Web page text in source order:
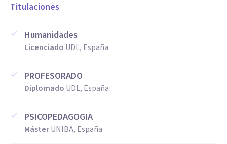
Adaptación al cambio
entendimiento con tus hijos.
Liderazgo
Decisiones Complejas
Titulaciones
Humanidades
Licenciado UDL, España
PROFESORADO
Diplomado UDL, España
PSICOPEDAGOGIA
MásterUNIBA, España